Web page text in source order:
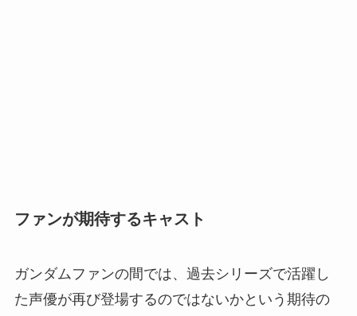
ファンが期待するキャスト
ガンダムファンの間では、過去シリーズで活躍し
た声優が再び登場するのではないかという期待の